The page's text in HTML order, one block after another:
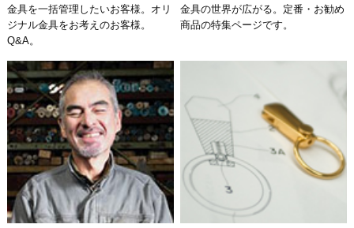
金具を一括管理したいお客様。オリ
ジナル金具をお考えのお客様。
Q&A。
金具の世界が広がる。定番・お勧め
商品の特集ページです。